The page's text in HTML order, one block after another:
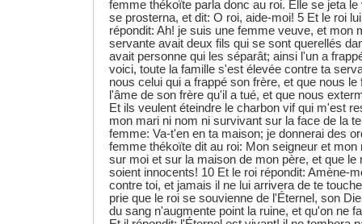
femme thékoïte parla donc au roi. Elle se jeta
se prosterna, et dit: O roi, aide-moi! 5 Et le roi
répondit: Ah! je suis une femme veuve, et mon
servante avait deux fils qui se sont querellés
avait personne qui les séparât; ainsi l'un a
voici, toute la famille s'est élevée contre ta
nous celui qui a frappé son frère, et que nous
l'âme de son frère qu'il a tué, et que nous
Et ils veulent éteindre le charbon vif qui m'est
mon mari ni nom ni survivant sur la face de la
femme: Va-t'en en ta maison; je donnerai des
femme thékoïte dit au roi: Mon seigneur et mon
sur moi et sur la maison de mon père, et que le
soient innocents! 10 Et le roi répondit: Amène-
contre toi, et jamais il ne lui arrivera de te
prie que le roi se souvienne de l'Éternel, son
du sang n'augmente point la ruine, et qu'on ne